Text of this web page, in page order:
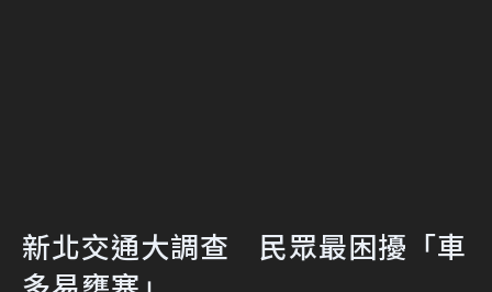
新北交通大調查 民眾最困擾「車